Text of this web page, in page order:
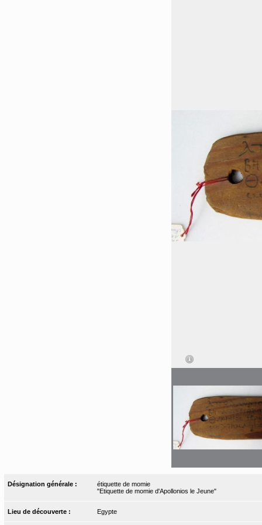
Désignation générale :
étiquette de momie
"Etiquette de momie d'Apollonios le Jeune"
Lieu de découverte : Egypte